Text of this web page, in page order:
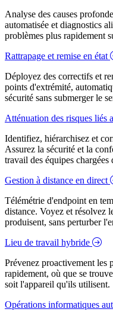
Analyse des causes
automatisée et diagnostics
problèmes plus rapidement
Rattrapage et remise en état
Déployez des correctifs et
points d'extrémité,
sécurité sans submerger le
Atténuation des risques liés
Identifiez, hiérarchisez et
Assurez la sécurité et la
travail des équipes chargées
Gestion à distance en direct
Télémétrie d'endpoint en
distance. Voyez et résolvez
produisent, sans perturber
Lieu de travail hybride
Prévenez proactivement les
rapidement, où que se
soit l'appareil qu'ils utilisent.
Opérations informatiques